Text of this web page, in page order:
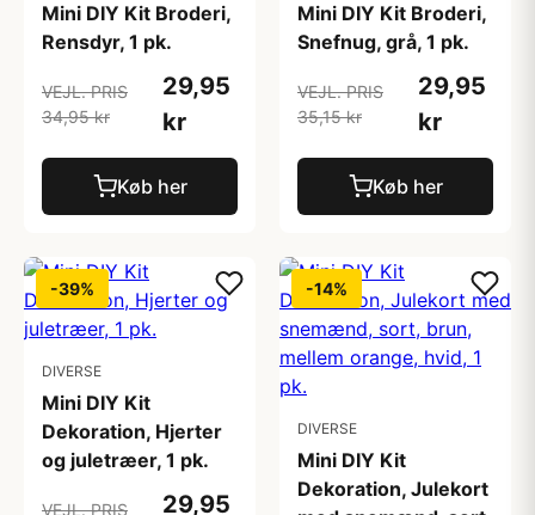
Mini DIY Kit Broderi,
Rensdyr, 1 pk.
VEJL. PRIS
34,95 kr
29,95
kr
Køb her
Mini DIY Kit Broderi,
Snefnug, grå, 1 pk.
VEJL. PRIS
35,15 kr
29,95
kr
Køb her
-39%
DIVERSE
Mini DIY Kit
Dekoration, Hjerter
og juletræer, 1 pk.
VEJL. PRIS
29,95
-14%
DIVERSE
Mini DIY Kit
Dekoration, Julekort